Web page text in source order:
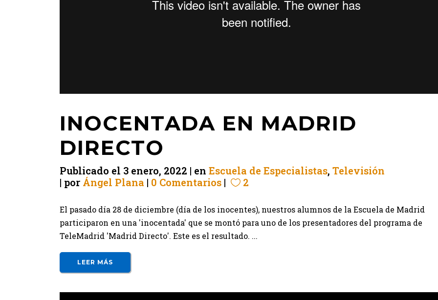
INOCENTADA EN MADRID
DIRECTO
Publicado el 3 enero, 2022 en Escuela de Especialistas, Televisión
por Ángel Plana 0 Comentarios 2
El pasado día 28 de diciembre (día de los inocentes), nuestros alumnos de la Escuela de Madrid
participaron en una 'inocentada' que se montó para uno de los presentadores del programa de
TeleMadrid 'Madrid Directo'. Este es el resultado. ...
LEER MÁS